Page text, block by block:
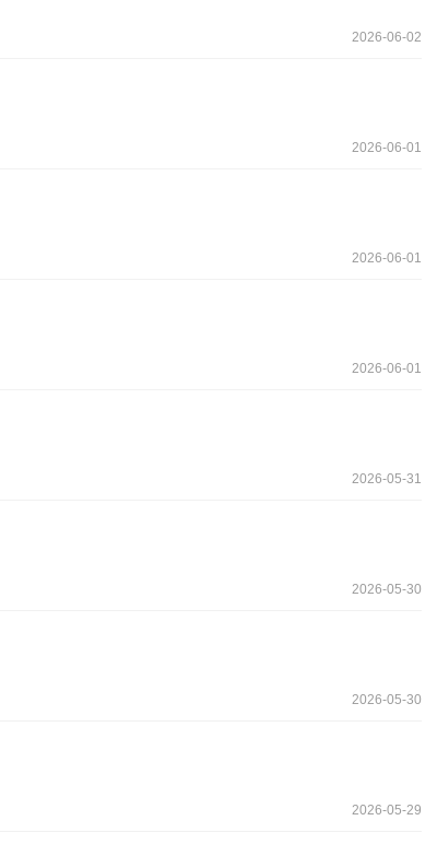
2026-06-02
2026-06-01
2026-06-01
2026-06-01
2026-05-31
2026-05-30
2026-05-30
2026-05-29